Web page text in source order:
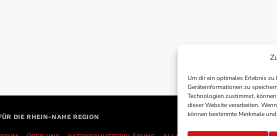
Um dir ein optimales Erlebnis
Geräteinformationen zu
Technologien zustimmst,
dieser Website verarbeiten.
können bestimmte Merkmale
DIE RHEIN-NAHE REGION